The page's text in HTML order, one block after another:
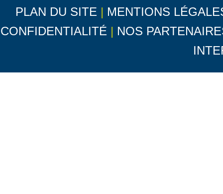
PLAN DU SITE | MENTIONS
CONFIDENTIALITÉ | NOS